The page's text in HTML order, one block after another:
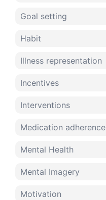
Goal setting
Habit
Illness representation
Incentives
Interventions
Medication adherence
Mental Health
Mental Imagery
Motivation